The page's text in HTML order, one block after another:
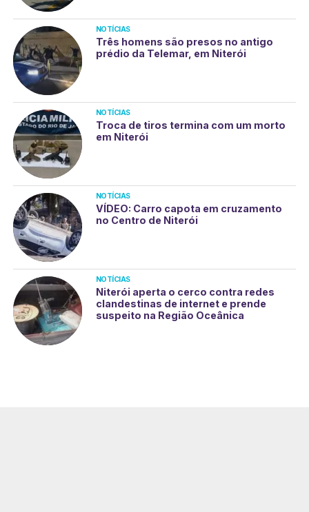
NOTÍCIAS
Três homens são presos no antigo
prédio da Telemar, em Niterói
NOTÍCIAS
Troca de tiros termina com um morto
em Niterói
NOTÍCIAS
VÍDEO: Carro capota em cruzamento
no Centro de Niterói
NOTÍCIAS
Niterói aperta o cerco contra redes
clandestinas de internet e prende
suspeito na Região Oceânica